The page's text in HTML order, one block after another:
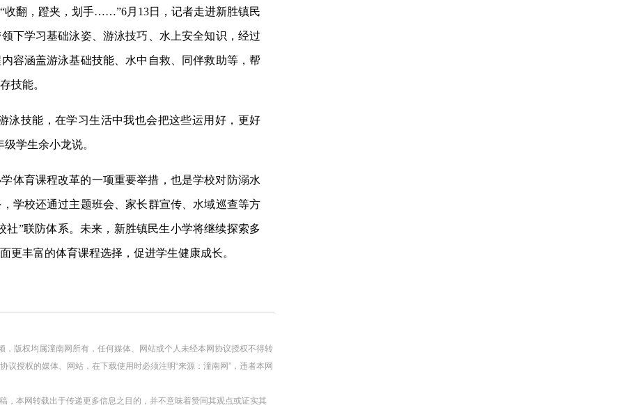
收翻，蹬夹，划手……”6月13日，记者走进新胜镇民
下学习基础泳姿、游泳技巧、水上安全知识，经过
容涵盖游泳基础技能、水中自救、同伴救助等，帮
技能。
泳技能，在学习生活中我也会把这些运用好，更好
学生余小龙说。
体育课程改革的一项重要举措，也是学校对防溺水
学校还通过主题班会、家长群宣传、水域巡查等方
社”联防体系。未来，新胜镇民生小学将继续探索多
更丰富的体育课程选择，促进学生健康成长。
版权均属潼南网所有，任何媒体、网站或个人未经本网协议授权不得转
授权的媒体、网站，在下载使用时必须注明“来源：潼南网”，违者本网
，本网转载出于传递更多信息之目的，并不意味着赞同其观点或证实其